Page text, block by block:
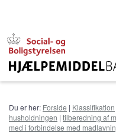
Du er her: Forside | Klassifikation
husholdningen | tilberedning af
med i forbindelse med